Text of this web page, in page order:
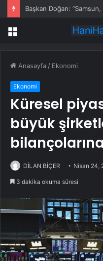
Menü
Anasayfa / Ekonomi
Ekonomi
Küresel
büyük
DİLAN BİÇER Nisan 24,
3 dakika okuma süresi